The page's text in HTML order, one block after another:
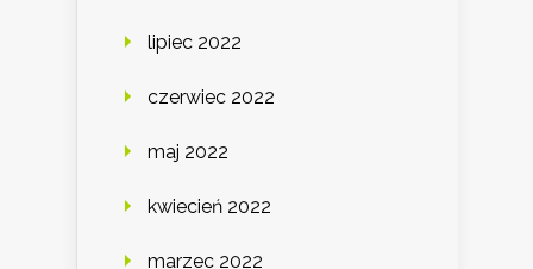
lipiec 2022
czerwiec 2022
maj 2022
kwiecień 2022
marzec 2022